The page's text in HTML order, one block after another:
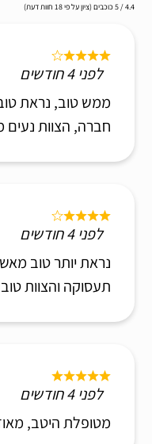
4.4 / 5 כוכבים (ציון על פי 18 חוות דעת)
לפני 4 חודשים
ממש טוב, נראת
חברה, הצוות נעים
לפני 4 חודשים
נראת יותר טוב
תעסוקה והצוות טוב
לפני 4 חודשים
מטופלת היטב,